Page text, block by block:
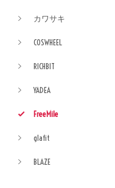
カワサキ
COSWHEEL
RICHBIT
YADEA
FreeMile
glafit
BLAZE